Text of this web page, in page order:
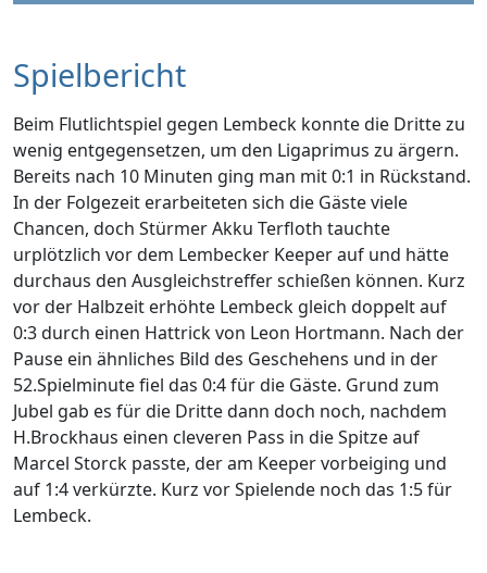
Spielbericht
Beim Flutlichtspiel gegen Lembeck konnte die Dritte zu
wenig entgegensetzen, um den Ligaprimus zu ärgern.
Bereits nach 10 Minuten ging man mit 0:1 in Rückstand.
In der Folgezeit erarbeiteten sich die Gäste viele
Chancen, doch Stürmer Akku Terfloth tauchte
urplötzlich vor dem Lembecker Keeper auf und hätte
durchaus den Ausgleichstreffer schießen können. Kurz
vor der Halbzeit erhöhte Lembeck gleich doppelt auf
0:3 durch einen Hattrick von Leon Hortmann. Nach der
Pause ein ähnliches Bild des Geschehens und in der
52.Spielminute fiel das 0:4 für die Gäste. Grund zum
Jubel gab es für die Dritte dann doch noch, nachdem
H.Brockhaus einen cleveren Pass in die Spitze auf
Marcel Storck passte, der am Keeper vorbeiging und
auf 1:4 verkürzte. Kurz vor Spielende noch das 1:5 für
Lembeck.